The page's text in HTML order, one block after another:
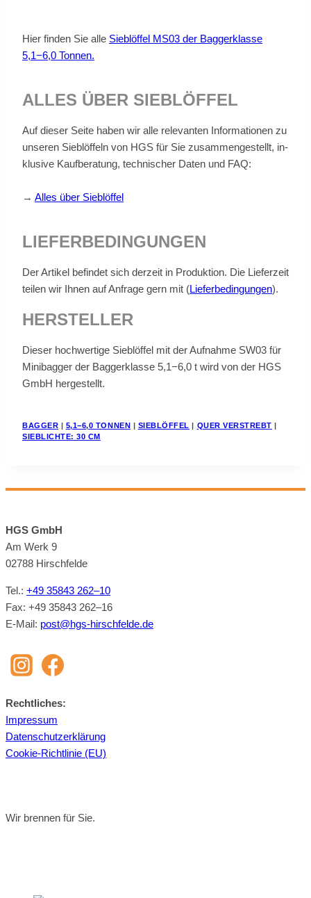
Hier fin­den Sie alle Sieb­löf­fel MS03 der Bag­ger­klas­se
5,1−6,0 Ton­nen.
AL­LES ÜBER SIEB­LÖF­FEL
Auf die­ser Sei­te ha­ben wir alle re­le­van­ten In­for­ma­tio­nen zu
un­se­ren Sieb­löf­feln von HGS für Sie zu­sam­men­ge­stellt, in­
klu­si­ve Kauf­be­ra­tung, tech­ni­scher Da­ten und FAQ:
→ Al­les über Sieb­löf­fel
LIE­FER­BE­DIN­GUN­GEN
Der Ar­ti­kel be­fin­det sich der­zeit in Pro­duk­ti­on. Die Lie­fer­zeit
tei­len wir Ih­nen auf An­fra­ge gern mit (Lie­fer­be­din­gun­gen).
HER­STEL­LER
Die­ser hoch­wer­ti­ge Sieb­löf­fel mit der Auf­nah­me SW03 für
Mi­ni­bag­ger der Bag­ger­klas­se 5,1−6,0 t wird von der HGS
GmbH her­ge­stellt.
BAG­GER | 5,1−6,0 TON­NEN | SIEB­LÖF­FEL | QUER VER­STREBT |
SIEB­LICH­TE: 30 CM
HGS GmbH
Am Werk 9
02788 Hirsch­felde
Tel.: +49 35843 262–10
Fax: +49 35843 262–16
E‑Mail: post@​hgs-​hirschfelde.​de
Recht­li­ches:
Im­pres­sum
Da­ten­schutz­er­klä­rung
Coo­kie-Richt­li­nie (EU)
Wir brennen für Sie.